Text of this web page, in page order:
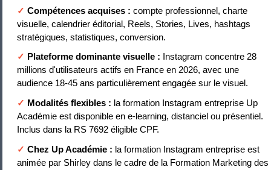
✓ Compétences acquises : compte professionnel, charte
visuelle, calendrier éditorial, Reels, Stories, Lives, hashtags
stratégiques, statistiques, conversion.
✓ Plateforme dominante visuelle :
Instagram concentre 28
millions d'utilisateurs actifs en France en 2026, avec une
audience 18-45 ans particulièrement engagée sur le visuel.
✓ Modalités flexibles : la formation Instagram entreprise Up
Académie est disponible en e-learning, distanciel ou présentiel.
Inclus dans la RS 7692 éligible CPF.
✓ Chez Up Académie : la formation Instagram entreprise est
animée par Shirley dans le cadre de la Formation Marketing des